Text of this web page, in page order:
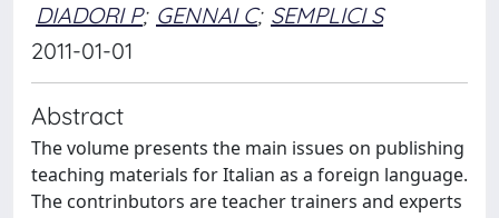
DIADORI P; GENNAI C; SEMPLICI S
2011-01-01
Abstract
The volume presents the main issues on publishing
teaching materials for Italian as a foreign language.
The contrinbutors are teacher trainers and experts